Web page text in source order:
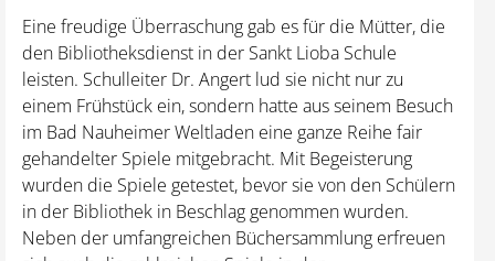
Eine freudige Überraschung gab es für die Mütter, die
den Bibliotheksdienst in der Sankt Lioba Schule
leisten. Schulleiter Dr. Angert lud sie nicht nur zu
einem Frühstück ein, sondern hatte aus seinem Besuch
im Bad Nauheimer Weltladen eine ganze Reihe fair
gehandelter Spiele mitgebracht. Mit Begeisterung
wurden die Spiele getestet, bevor sie von den Schülern
in der Bibliothek in Beschlag genommen wurden.
Neben der umfangreichen Büchersammlung erfreuen